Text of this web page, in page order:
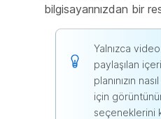
bilgisayarınızdan bir
Yalnızca
paylaşılan
planınızın
için
seçeneklerini